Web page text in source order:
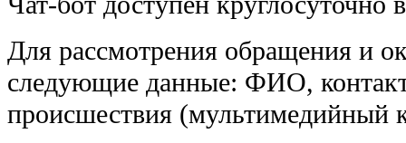
Для рассмотрения обращения и
следующие данные: ФИО,
происшествия (мультимедийный